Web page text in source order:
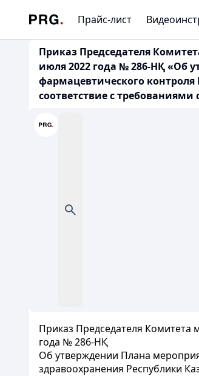
Прайс-лист
Приказ Председателя
июля 2022 года № 286-НҚ «Об
фармацевтического
соответствие с требованиями
Приказ Председателя Комитета
года № 286-НҚ
Об утверждении Плана
здравоохранения Республики